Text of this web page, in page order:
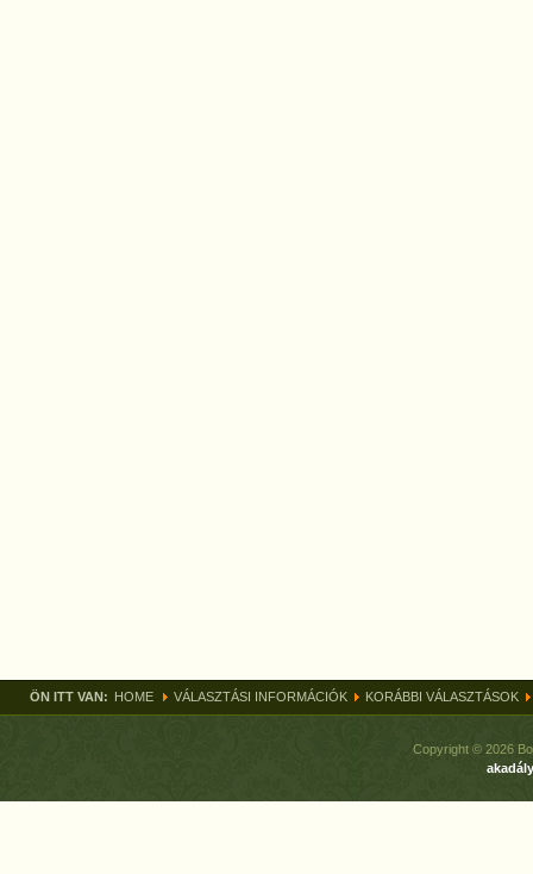
ÖN ITT VAN: HOME VÁLASZTÁSI INFORMÁCIÓK KORÁBBI VÁLASZTÁSOK
Copyright © 2026